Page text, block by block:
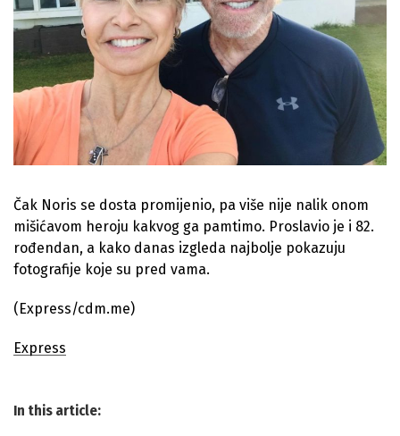
Čak Noris se dosta promijenio, pa više nije nalik onom
mišićavom heroju kakvog ga pamtimo. Proslavio je i 82.
rođendan, a kako danas izgleda najbolje pokazuju
fotografije koje su pred vama.
(Express/cdm.me)
Express
In this article: